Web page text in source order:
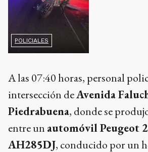
POLICIALES
A las 07:40 horas, personal
intersección deAvenida
Piedrabuena, donde se
entre un automóvil Peugeot
AH285DJ, conducido por un